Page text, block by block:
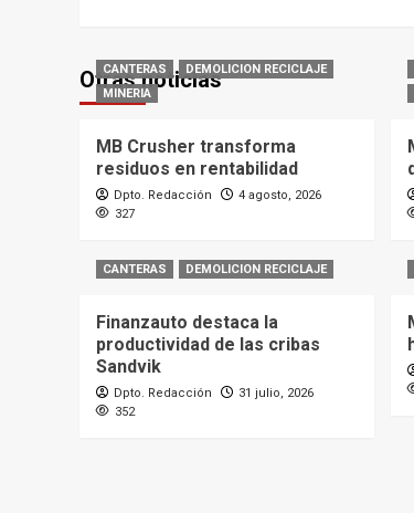
Otras noticias
CANTERAS
DEMOLICION RECICLAJE
MINERIA
MB Crusher transforma
residuos en rentabilidad
Dpto. Redacción
4 agosto, 2026
327
CANTERAS DEMOLICION RECICLAJE
Finanzauto destaca la
productividad de las cribas
Sandvik
Dpto. Redacción
31 julio, 2026
352